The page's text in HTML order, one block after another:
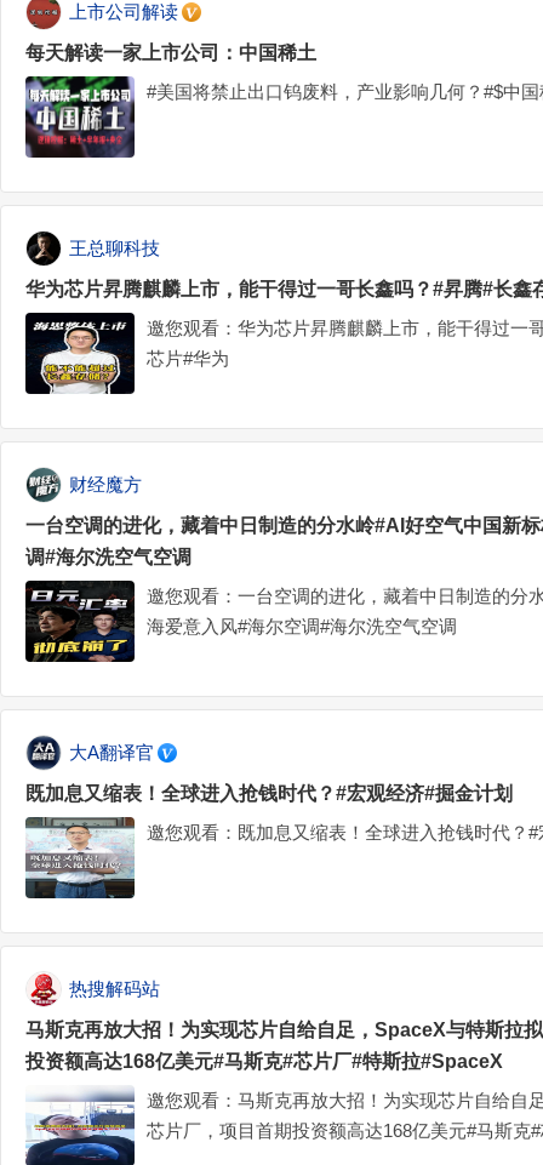
上市公司解读
每天解读一家上市公司：中国稀土
#美国将禁止出口钨废料，产业影响几何？#$中
王总聊科技
华为芯片昇腾麒麟上市，能干得过一哥长鑫吗？#昇腾#长鑫
邀您观看：华为芯片昇腾麒麟上市，能干得过一
芯片#华为
财经魔方
一台空调的进化，藏着中日制造的分水岭#AI好空气中国新
调#海尔洗空气空调
邀您观看：一台空调的进化，藏着中日制造的分
海爱意入风#海尔空调#海尔洗空气空调
大A翻译官
既加息又缩表！全球进入抢钱时代？#宏观经济#掘金计划
邀您观看：既加息又缩表！全球进入抢钱时代？
热搜解码站
马斯克再放大招！为实现芯片自给自足，SpaceX与特斯拉
投资额高达168亿美元#马斯克#芯片厂#特斯拉#SpaceX
邀您观看：马斯克再放大招！为实现芯片自给自
芯片厂，项目首期投资额高达168亿美元#马斯克